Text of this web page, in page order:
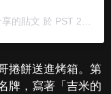
享的貼文 於 PST 2019 年 11月 月 28 日 上午 4:23
捲餅送進烤箱。第
牌，寫著「吉米的